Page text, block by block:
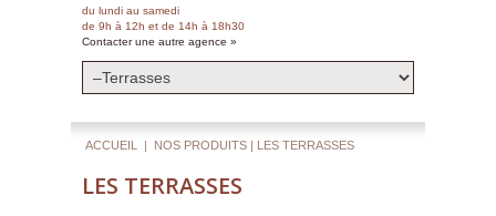
Contacter une autre agence »
du lundi au samedi
de 9h à 12h et de 14h à 18h30
ACCUEIL | NOS PRODUITS | LES TERRASSES
LES TERRASSES